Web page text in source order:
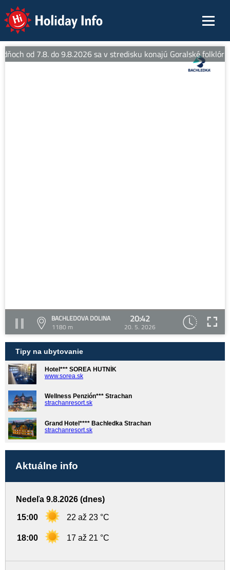
Holiday Info
od 7.8. do 9.8.2026 sa v stredisku konajú Goralské
BACHLEDOVA DOLINA
1180 m
20:42
20. 5. 2026
Tipy na ubytovanie
Hotel*** SOREA HUTNÍK
www.sorea.sk
Wellness Penzión*** Strachan
strachanresort.sk
Grand Hotel**** Bachledka Strachan
strachanresort.sk
Aktuálne info
Nedeľa 9.8.2026 (dnes)
15:00 22 až 23 °C
18:00 17 až 21 °C